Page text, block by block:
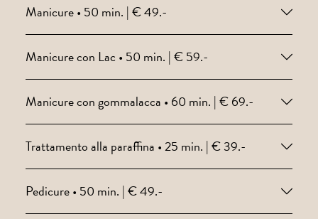
Manicure • 50 min. | € 49.-
Manicure con Lac • 50 min. | € 59.-
Manicure con gommalacca • 60 min. | € 69.-
Trattamento alla paraffina • 25 min. | € 39.-
Pedicure • 50 min. | € 49.-